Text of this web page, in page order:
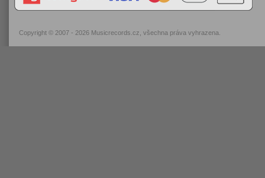
Copyright © 2007 - 2026 Musicrecords.cz , všechna práva vyhrazena.